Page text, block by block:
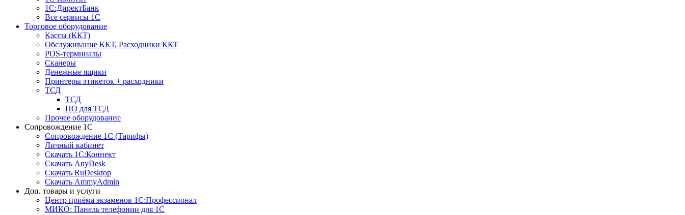
1С:ДиректБанк
Все сервисы 1С
Торговое оборудование
Кассы (ККТ)
Обслуживание ККТ, Расходники ККТ
POS-терминалы
Сканеры
Денежные ящики
Принтеры этикеток + расходники
ТСД
ТСД
ПО для ТСД
Прочее оборудование
Сопровождение 1С
Сопровождение 1С (Тарифы)
Личный кабинет
Скачать 1С:Коннект
Скачать AnyDesk
Скачать RuDesktop
Скачать AmmyAdmin
Доп. товары и услуги
Центр приёма экзаменов 1С:Профессионал
МИКО: Панель телефонии для 1С